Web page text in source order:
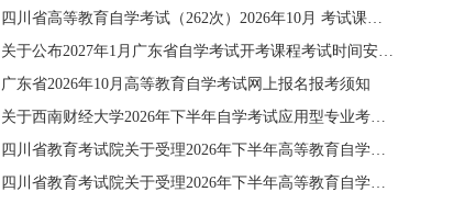
四川省高等教育自学考试（262次）2026年10月 考试课程简表
关于公布2027年1月广东省自学考试开考课程考试时间安排和使用教材的通知
广东省2026年10月高等教育自学考试网上报名报考须知
关于西南财经大学2026年下半年自学考试应用型专业考籍更改办理的通知
四川省教育考试院关于受理2026年下半年高等教育自学考试省际转考申请的通告
四川省教育考试院关于受理2026年下半年高等教育自学考试考籍更改申请的通告